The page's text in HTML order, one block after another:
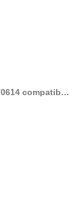
compatible